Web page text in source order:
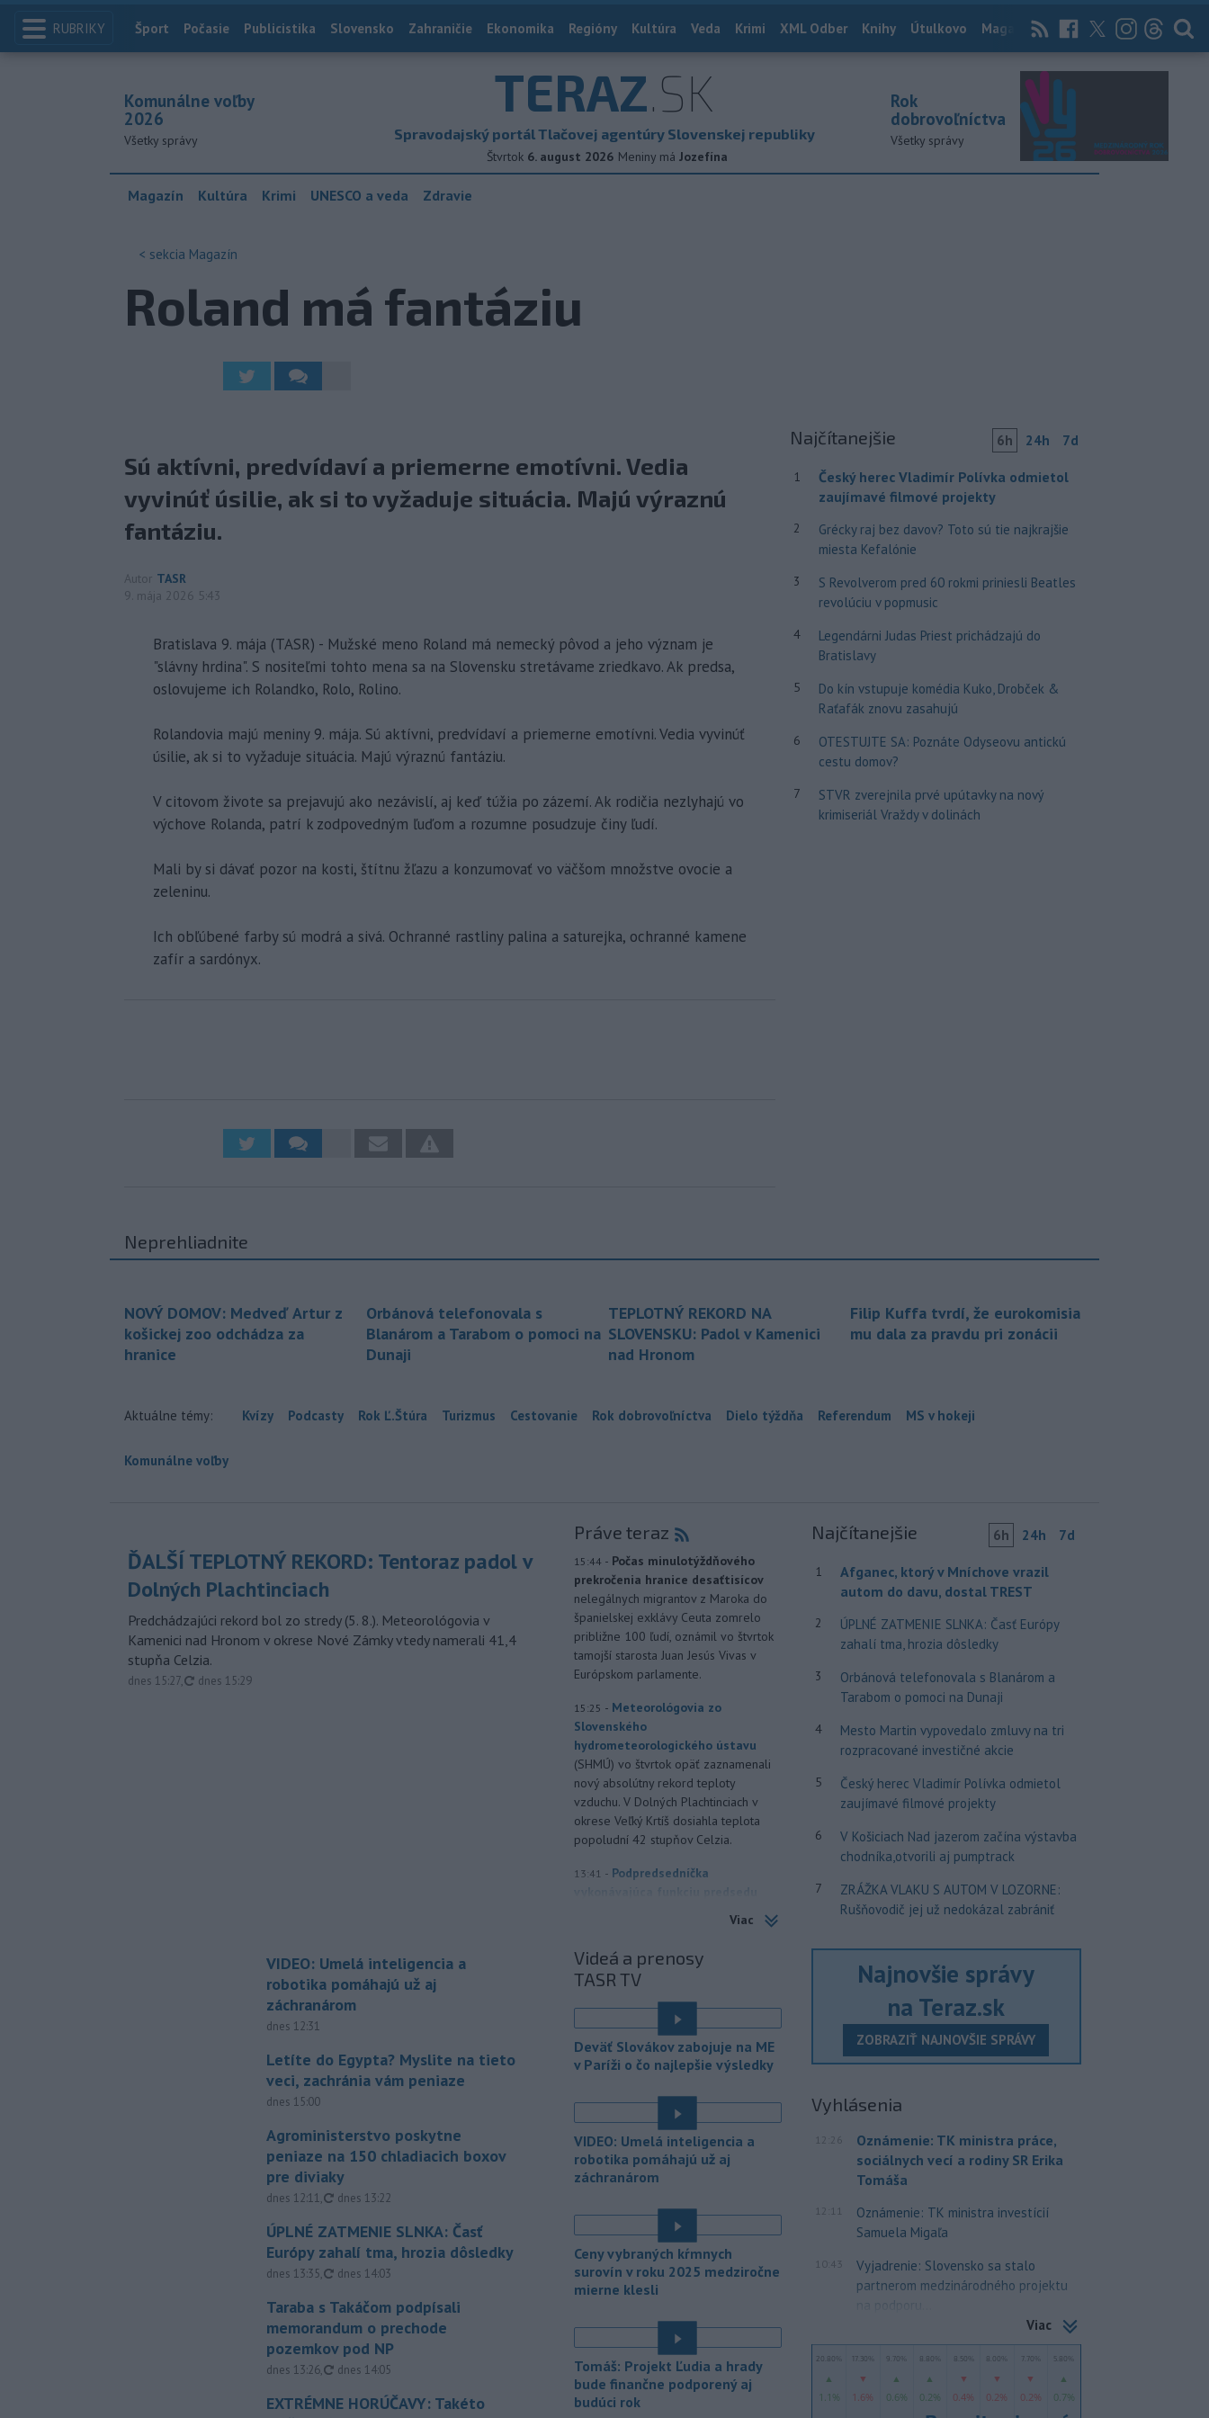
RUBRIKY Index
Šport Počasie Publicistika Slovensko Zahraničie Ekonomika Regióny Kultúra Veda Krimi XML Odber Knihy Útulkovo Magazín News Now Archív
TERAZ.SK
Spravodajský portál Tlačovej agentúry Slovenskej republiky
Štvrtok 6. august 2026 Meniny má Jozefína
Komunálne voľby
2026
Všetky správy
Rok
dobrovoľníctva
Všetky správy
Magazín Kultúra Krimi UNESCO a veda Zdravie
< sekcia Magazín
Roland má fantáziu
Sú aktívni, predvídaví a priemerne emotívni. Vedia
vyvinúť úsilie, ak si to vyžaduje situácia. Majú výraznú
fantáziu.
Autor TASR
9. mája 2026 5:43
Bratislava 9. mája (TASR) - Mužské meno Roland má nemecký pôvod a jeho význam je
"slávny hrdina". S nositeľmi tohto mena sa na Slovensku stretávame zriedkavo. Ak predsa,
oslovujeme ich Rolandko, Rolo, Rolino.
Rolandovia majú meniny 9. mája. Sú aktívni, predvídaví a priemerne emotívni. Vedia vyvinúť
úsilie, ak si to vyžaduje situácia. Majú výraznú fantáziu.
V citovom živote sa prejavujú ako nezávislí, aj keď túžia po zázemí. Ak rodičia nezlyhajú vo
výchove Rolanda, patrí k zodpovedným ľuďom a rozumne posudzuje činy ľudí.
Mali by si dávať pozor na kosti, štítnu žľazu a konzumovať vo väčšom množstve ovocie a
zeleninu.
Ich obľúbené farby sú modrá a sivá. Ochranné rastliny palina a saturejka, ochranné kamene
zafír a sardónyx.
Najčítanejšie 6h 24h 7d
1
Český herec Vladimír Polívka odmietol
zaujímavé filmové projekty
2
Grécky raj bez davov? Toto sú tie najkrajšie
miesta Kefalónie
3
S Revolverom pred 60 rokmi priniesli Beatles
revolúciu v popmusic
4
Legendárni Judas Priest prichádzajú do
Bratislavy
5
Do kín vstupuje komédia Kuko, Drobček &
Raťafák znovu zasahujú
6
OTESTUJTE SA: Poznáte Odyseovu antickú
cestu domov?
7
STVR zverejnila prvé upútavky na nový
krimiseriál Vraždy v dolinách
Neprehliadnite
NOVÝ DOMOV: Medveď Artur z
košickej zoo odchádza za
hranice
Orbánová telefonovala s
Blanárom a Tarabom o pomoci na
Dunaji
TEPLOTNÝ REKORD NA
SLOVENSKU: Padol v Kamenici
nad Hronom
Filip Kuffa tvrdí, že eurokomisia
mu dala za pravdu pri zonácii
Aktuálne témy: Kvízy Podcasty Rok Ľ.Štúra Turizmus Cestovanie Rok dobrovoľníctva Dielo týždňa Referendum MS v hokeji
Komunálne voľby
ĎALŠÍ TEPLOTNÝ REKORD: Tentoraz padol v
Dolných Plachtinciach
Predchádzajúci rekord bol zo stredy (5. 8.). Meteorológovia v
Kamenici nad Hronom v okrese Nové Zámky vtedy namerali 41,4
stupňa Celzia.
dnes 15:27, aktualizované
dnes 15:29
VIDEO: Umelá inteligencia a
robotika pomáhajú už aj
záchranárom
dnes 12:31
Letíte do Egypta? Myslite na tieto
veci, zachránia vám peniaze
dnes 15:00
Agroministerstvo poskytne
peniaze na 150 chladiacich boxov
pre diviaky
dnes 12:11, aktualizované
dnes 13:22
ÚPLNÉ ZATMENIE SLNKA: Časť
Európy zahalí tma, hrozia dôsledky
dnes 13:35, aktualizované
dnes 14:03
Taraba s Takáčom podpísali
memorandum o prechode
pozemkov pod NP
dnes 13:26, aktualizované
dnes 14:05
EXTRÉMNE HORÚČAVY: Takéto
Práve teraz
15:44 - Počas minulotýždňového
prekročenia hranice desaťtisícov
nelegálnych migrantov z Maroka do
španielskej exklávy Ceuta zomrelo
približne 100 ľudí, oznámil vo štvrtok
tamojší starosta Juan Jesús Vivas v
Európskom parlamente.
15:25 - Meteorológovia zo
Slovenského
hydrometeorologického ústavu
(SHMÚ) vo štvrtok opäť zaznamenali
nový absolútny rekord teploty
vzduchu. V Dolných Plachtinciach v
okrese Veľký Krtíš dosiahla teplota
popoludní 42 stupňov Celzia.
13:41 - Podpredsedníčka
zhromaždenia Anikó Hallerová
Nagyová vo štvrtok oznámila, že v
súlade s návrhom poslaneckého klubu
vládnej strany Tisza rozhodne
zákonodarný zbor o novej hlave štátu
na budúci utorok.
13:31 - Európska komisia (EK) sa
pripravuje na možné dôsledky
zatmenia Slnka na výrobu
elektriny v Európskej únii.
13:24 - Vlastníctvo a správa lesov v
štyroch národných parkoch (NP),
ktoré začiatkom júla prešli zonáciou,
12:57 - Hasiči aj vo štvrtok
pokračujú v boji s rozsiahlymi
lesnými požiarmina západnom
Balkáne, kde v týchto dňoch horúčavy
12:12 - Nemecký súd vo štvrtok
udelil doživotný trest Afgancovi,
ktorý minulý rok autom vrazil do davu
ľudí v Mníchove a zabil dvojročné
Viac
Videá a prenosy
TASR TV
Deväť Slovákov zabojuje na ME
v Paríži o čo najlepšie výsledky
VIDEO: Umelá inteligencia a
robotika pomáhajú už aj
záchranárom
Ceny vybraných kŕmnych
surovín v roku 2025 medziročne
mierne klesli
Tomáš: Projekt Ľudia a hrady
bude finančne podporený aj
budúci rok
Najčítanejšie 6h 24h 7d
1
Afganec, ktorý v Mníchove vrazil
autom do davu, dostal TREST
2
ÚPLNÉ ZATMENIE SLNKA: Časť Európy
zahalí tma, hrozia dôsledky
3
Orbánová telefonovala s Blanárom a
Tarabom o pomoci na Dunaji
4
Mesto Martin vypovedalo zmluvy na tri
rozpracované investičné akcie
5
Český herec Vladimír Polívka odmietol
zaujímavé filmové projekty
6
V Košiciach Nad jazerom začína výstavba
chodníka,otvorili aj pumptrack
7
ZRÁŽKA VLAKU S AUTOM V LOZORNE:
Rušňovodič jej už nedokázal zabrániť
Najnovšie správy
na Teraz.sk
ZOBRAZIŤ NAJNOVŠIE SPRÁVY
Vyhlásenia
12:26
Oznámenie: TK ministra práce,
sociálnych vecí a rodiny SR Erika
Tomáša
12:11
Oznámenie: TK ministra investícií
Samuela Migaľa
10:43
Vyjadrenie: Slovensko sa stalo
partnerom medzinárodného projektu
na podporu...
Viac